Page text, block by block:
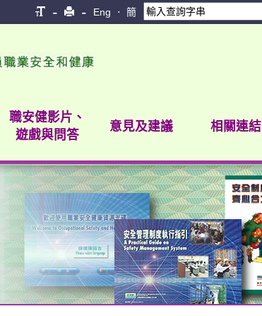
Eng • 簡
職安健影片、
遊戲與問答
意見及建議 相關連結